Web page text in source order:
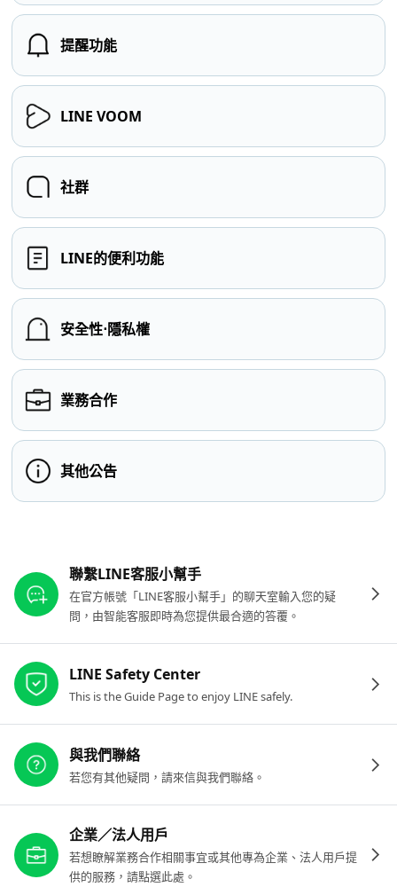
提醒功能
LINE VOOM
社群
LINE的便利功能
安全性⋅隱私權
業務合作
其他公告
聯繫LINE客服小幫手
在官方帳號「LINE客服小幫手」的聊天室輸入您的疑
問，由智能客服即時為您提供最合適的答覆。
LINE Safety Center
This is the Guide Page to enjoy LINE safely.
與我們聯絡
若您有其他疑問，請來信與我們聯絡。
企業／法人用戶
若想瞭解業務合作相關事宜或其他專為企業、法人用戶提
供的服務，請點選此處。